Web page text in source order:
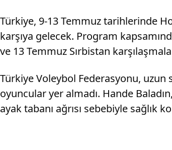
Türkiye, 9-13 Temmuz tarihlerinde
karşıya gelecek. Program
ve 13 Temmuz Sırbistan
Türkiye Voleybol Federasyonu,
oyuncular yer almadı. Hande
ayak tabanı ağrısı sebebiyle sağlık